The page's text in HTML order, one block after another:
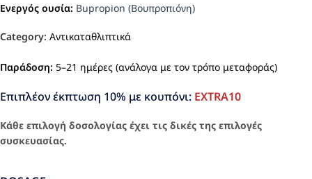
Ενεργός ουσία: Bupropion (Βουπροπιόνη)
Category: Αντικαταθλιπτικά
Παράδοση: 5–21 ημέρες (ανάλογα με τον τρόπο μεταφοράς)
Επιπλέον έκπτωση 10% με κουπόνι: EXTRA10
Κάθε επιλογή δοσολογίας έχει τις δικές της επιλογές
συσκευασίας.